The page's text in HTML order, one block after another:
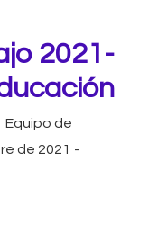
2021-
Equipo de
de 2021 -